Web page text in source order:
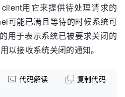
用它来提供待处理请求的
可能已满且等待的时候系统可
用于表示系统已被要求关闭的
以接收系统关闭的通知。
代码解读 复制代码